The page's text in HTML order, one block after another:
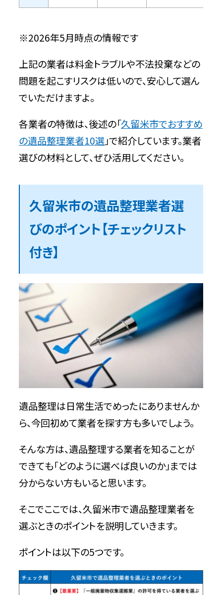
問い合わせ時の基本情報
遺品整理ポルテ（株式会社ポルテ）【久留
米市の許可業者と提携】
問い合わせ時の基本情報
遺品整理のキーパーズ（キーパーズ有限
特徴
問い合わせ時の基本情報
久留米市の遺品整理業者選びから依頼
までの流れ
ステップ1：自治体の公式サイトで許可業
者を確認する
ステップ2：許可業者から遺品整理に対応
している業者を選ぶ
ステップ3：業者に連絡して見積もりを依
ステップ4：見積もりを比較して業者を決
必見！遺品整理業者によくあるトラブルと
対策
【トラブル1】処分してほしくないものを処
分される
【トラブル2】追加料金を請求される
【トラブル3】親族から不満が出る
※2026年5月時点の情報です
上記の業者は料金トラブルや不法投棄などの
問題を起こすリスクは低いので、安心して選ん
でいただけますよ。
各業者の特徴は、後述の「久留米市でおすすめ
の遺品整理業者10選」で紹介しています。業者
選びの材料として、ぜひ活用してください。
久留米市の遺品整理業者選
びのポイント【チェックリスト
付き】
遺品整理は日常生活でめったにありませんか
ら、今回初めて業者を探す方も多いでしょう。
そんな方は、遺品整理する業者を知ることが
できても「どのように選べば良いのか」までは
分からない方もいると思います。
そこでここでは、久留米市で遺品整理業者を
選ぶときのポイントを説明していきます。
ポイントは以下の5つです。